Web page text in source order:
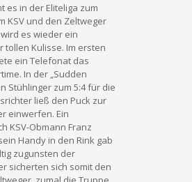
es in der Eliteliga zum
KSV und den Zeltweger
es wieder ein
Kulisse. Im ersten
ein Telefonat das
In der „Sudden
Stühlinger zum 5:4 für die
ließ den Puck zur
einwerfen. Ein
KSV-Obmann Franz
Handy in den Rink gab
zugunsten der
sicherten sich somit den